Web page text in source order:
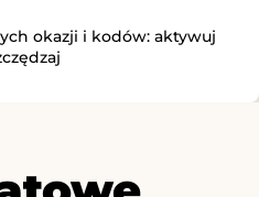
okazji i kodów: aktywuj